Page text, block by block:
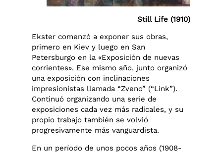
Still Life (1910)
Ekster comenzó a exponer sus obras,
primero en Kiev y luego en San
Petersburgo en la «Exposición de nuevas
corrientes». Ese mismo año, junto organizó
una exposición con inclinaciones
impresionistas llamada “Zveno” (“Link”).
Continuó organizando una serie de
exposiciones cada vez más radicales, y su
propio trabajo también se volvió
progresivamente más vanguardista.
En un período de unos pocos años (1908-